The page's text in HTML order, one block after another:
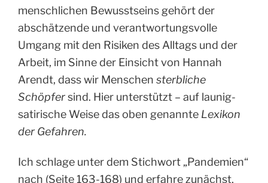
menschlichen Bewusstseins gehört der
abschätzende und verantwortungsvolle
Umgang mit den Risiken des Alltags und der
Arbeit, im Sinne der Einsicht von Hannah
Arendt, dass wir Menschen sterbliche
Schöpfersind. Hier unterstützt – auf launig-
satirische Weise das oben genannte Lexikon
der Gefahren.
Ich schlage unter dem Stichwort „Pandemien“
nach (Seite 163-168) und erfahre zunächst,